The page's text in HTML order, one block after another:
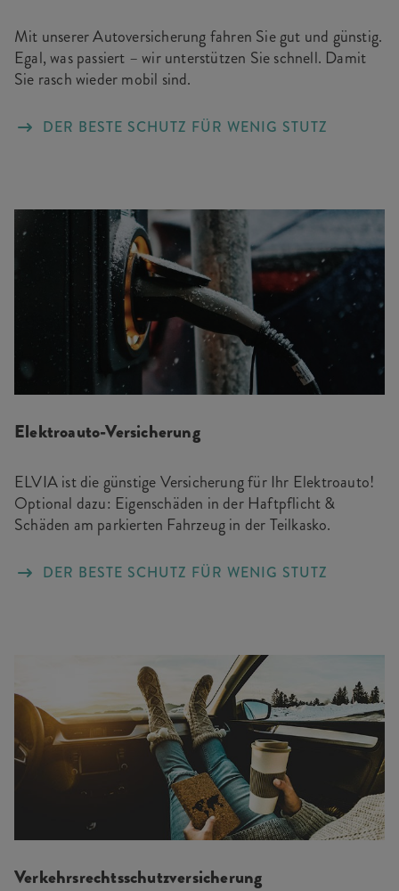
Mit unserer Autoversicherung fahren Sie gut und günstig.
Egal, was passiert – wir unterstützen Sie schnell. Damit
Sie rasch wieder mobil sind.
DER BESTE SCHUTZ FÜR WENIG STUTZ
Elektroauto-Versicherung
ELVIA ist die günstige Versicherung für Ihr Elektroauto!
Optional dazu: Eigenschäden in der Haftpflicht &
Schäden am parkierten Fahrzeug in der Teilkasko.
DER BESTE SCHUTZ FÜR WENIG STUTZ
Verkehrsrechtsschutzversicherung